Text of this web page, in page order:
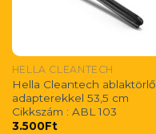
HELLA CLEANTECH
Hella Cleantech ablaktörlő
adapterekkel 53,5 cm
Cikkszám : ABL 103
3.500Ft